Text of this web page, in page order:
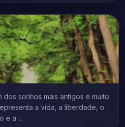
dos sonhos mais antigos e muito
a vida, a liberdade, o
e a ...